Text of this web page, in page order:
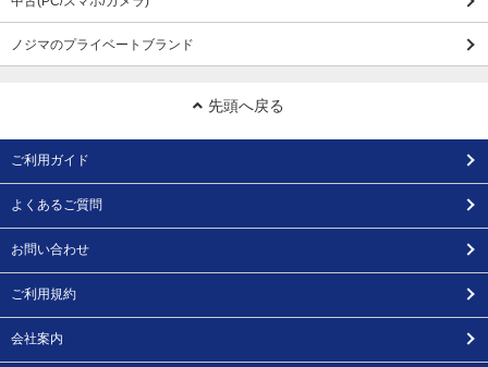
ノジマのプライベートブランド
先頭へ戻る
ご利用ガイド
よくあるご質問
お問い合わせ
ご利用規約
会社案内